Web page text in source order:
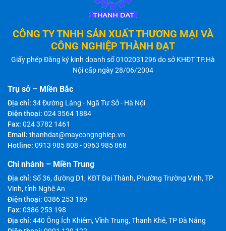
CÔNG TY TNHH SẢN XUẤT THƯƠNG MẠI VÀ
CÔNG NGHIỆP THÀNH ĐẠT
Giấy phép Đăng ký kinh doanh số 0102031296 do sở KHĐT TP.Hà
Nội cấp ngày 28/06/2004
Trụ sở – Miền Bắc
Địa chỉ: 34 Đường Láng - Ngã Tư Sở - Hà Nội
Điện thoại: 024 3564 1884
Fax: 024 3782 1461
Email: thanhdat@maycongnghiep.vn
Hotline: 0913 985 808 -0963 985 868
Chi nhánh – Miền Trung
Địa chỉ: Số 36, đường D1, KĐT Đại Thành, Phường Trường Vinh, TP
Vinh, tỉnh Nghệ An
Điện thoại: 0386 253 189
Fax: 0386 253 198
Địa chỉ: 440 Ông Ích Khiêm, Vĩnh Trung, Thanh Khê, TP Đà Nẵng